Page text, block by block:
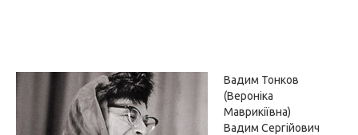
Вадим Тонков
(Вероніка
Маврикіївна)
Вадим Сергійович